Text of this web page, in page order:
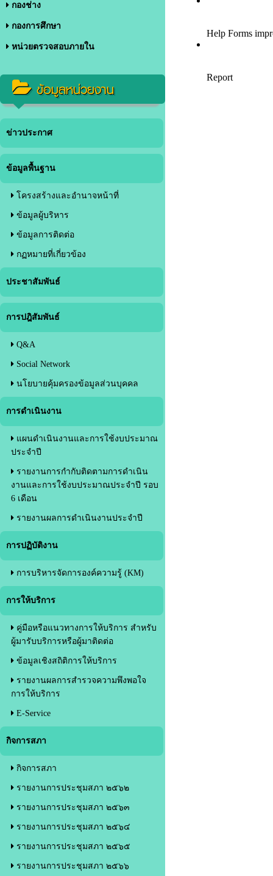
กองช่าง
กองการศึกษา
หน่วยตรวจสอบภายใน
ข้อมูลหน่วยงาน
ข่าวประกาศ
ข้อมูลพื้นฐาน
โครงสร้างและอำนาจหน้าที่
ข้อมูลผู้บริหาร
ข้อมูลการติดต่อ
กฏหมายที่เกี่ยวข้อง
ประชาสัมพันธ์
การปฎิสัมพันธ์
Q&A
Social Network
นโยบายคุ้มครองข้อมูลส่วนบุคคล
การดำเนินงาน
แผนดำเนินงานและการใช้งบประมาณ
ประจำปี
รายงานการกำกับติดตามการดำเนิน
งานและการใช้งบประมาณประจำปี รอบ
6 เดือน
รายงานผลการดำเนินงานประจำปี
การปฏิบัติงาน
การบริหารจัดการองค์ความรู้ (KM)
การให้บริการ
คู่มือหรือแนวทางการให้บริการ สำหรับ
ผู้มารับบริการหรือผู้มาติดต่อ
ข้อมูลเชิงสถิติการให้บริการ
รายงานผลการสำรวจความพึงพอใจ
การให้บริการ
E-Service
กิจการสภา
กิจการสภา
รายงานการประชุมสภา ๒๕๖๒
รายงานการประชุมสภา ๒๕๖๓
รายงานการประชุมสภา ๒๕๖๔
รายงานการประชุมสภา ๒๕๖๕
รายงานการประชุมสภา ๒๕๖๖